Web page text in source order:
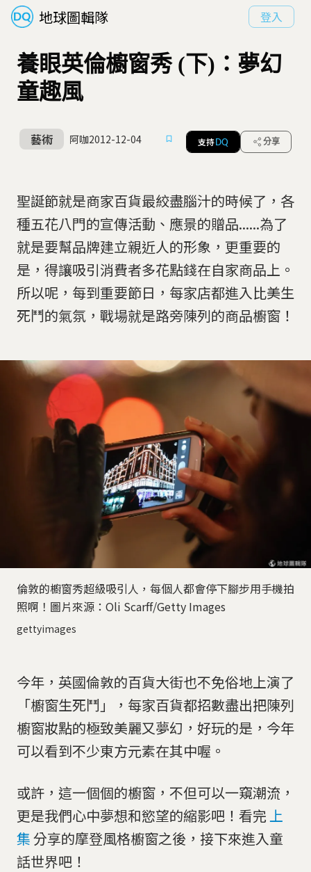
地球圖輯隊 登入
養眼英倫櫥窗秀 (下)：夢幻
童趣風
藝術 阿咖2012-12-04 支持 DQ 分享
聖誕節就是商家百貨最絞盡腦汁的時候了，各
種五花八門的宣傳活動、應景的贈品......為了
就是要幫品牌建立親近人的形象，更重要的
是，得讓吸引消費者多花點錢在自家商品上。
所以呢，每到重要節日，每家店都進入比美生
死鬥的氣氛，戰場就是路旁陳列的商品櫥窗！
倫敦的櫥窗秀超級吸引人，每個人都會停下腳步用手機拍
照啊！圖片來源：Oli Scarff/Getty Images
gettyimages
今年，英國倫敦的百貨大街也不免俗地上演了
「櫥窗生死鬥」，每家百貨都招數盡出把陳列
櫥窗妝點的極致美麗又夢幻，好玩的是，今年
可以看到不少東方元素在其中喔。
或許，這一個個的櫥窗，不但可以一窺潮流，
更是我們心中夢想和慾望的縮影吧！看完上
集分享的摩登風格櫥窗之後，接下來進入童
話世界吧！